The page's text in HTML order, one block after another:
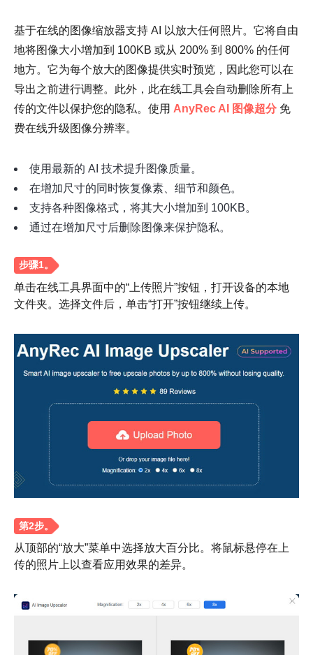
基于在线的图像缩放器支持 AI 以放大任何照片。它将自由
地将图像大小增加到 100KB 或从 200% 到 800% 的任何
地方。它为每个放大的图像提供实时预览，因此您可以在
导出之前进行调整。此外，此在线工具会自动删除所有上
传的文件以保护您的隐私。使用 AnyRec AI 图像超分 免
费在线升级图像分辨率。
使用最新的 AI 技术提升图像质量。
在增加尺寸的同时恢复像素、细节和颜色。
支持各种图像格式，将其大小增加到 100KB。
通过在增加尺寸后删除图像来保护隐私。
步骤1。
单击在线工具界面中的“上传照片”按钮，打开设备的本地
文件夹。选择文件后，单击“打开”按钮继续上传。
从顶部的“放大”菜单中选择放大百分比。将鼠标悬停在上
传的照片上以查看应用效果的差异。